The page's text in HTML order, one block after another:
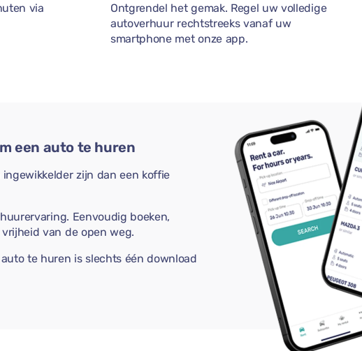
via
Ontgrendel het gemak. Regel uw volledige
autoverhuur rechtstreeks vanaf uw
smartphone met onze app.
een auto te huren
zijn dan een koffie
Eenvoudig boeken,
van de open weg.
te huren is slechts één download